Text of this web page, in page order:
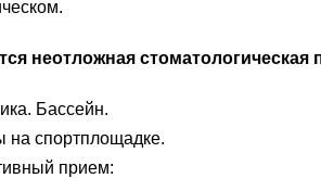
неотложная
Бассейн.
на спортплощадке.
прием: